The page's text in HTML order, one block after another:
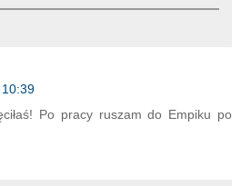
Po pracy ruszam do Empiku po